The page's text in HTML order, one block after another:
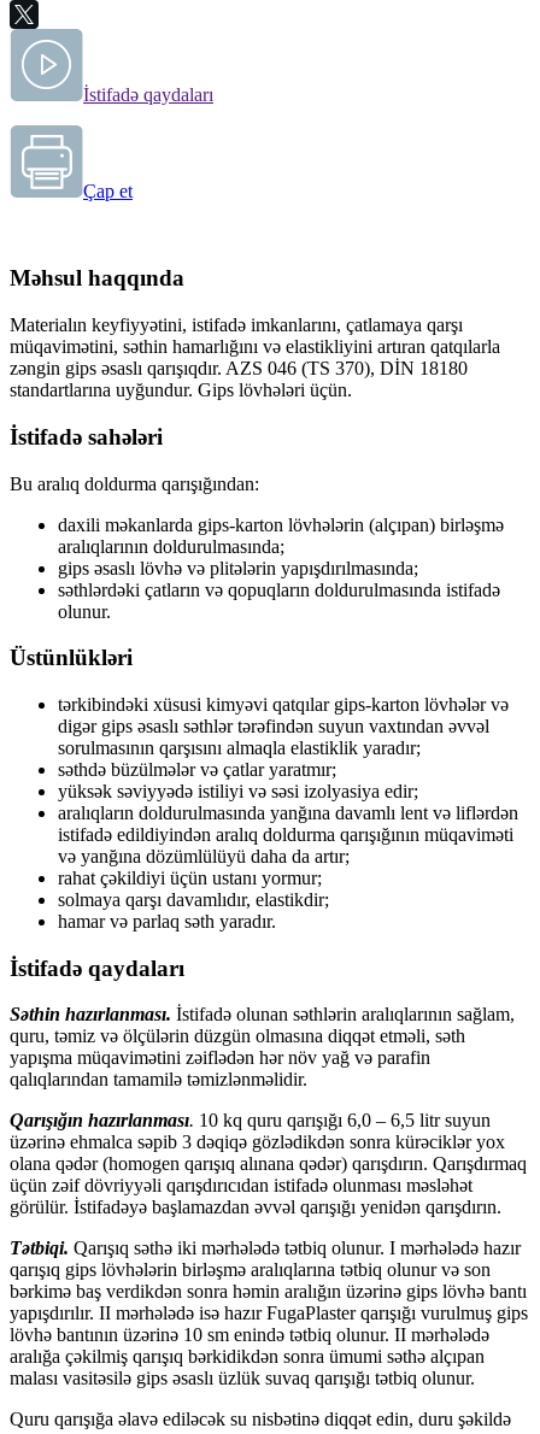
İstifadə qaydaları
Çap et
Məhsul haqqında
Materialın keyfiyyətini, istifadə imkanlarını, çatlamaya qarşı
müqavimətini, səthin hamarlığını və elastikliyini artıran qatqılarla
zəngin gips əsaslı qarışıqdır. AZS 046 (TS 370), DİN 18180
standartlarına uyğundur. Gips lövhələri üçün.
İstifadə sahələri
Bu aralıq doldurma qarışığından:
daxili məkanlarda gips-karton lövhələrin (alçıpan) birləşmə
aralıqlarının doldurulmasında;
gips əsaslı lövhə və plitələrin yapışdırılmasında;
səthlərdəki çatların və qopuqların doldurulmasında istifadə
olunur.
Üstünlükləri
tərkibindəki xüsusi kimyəvi qatqılar gips-karton lövhələr və
digər gips əsaslı səthlər tərəfindən suyun vaxtından əvvəl
sorulmasının qarşısını almaqla elastiklik yaradır;
səthdə büzülmələr və çatlar yaratmır;
yüksək səviyyədə istiliyi və səsi izolyasiya edir;
aralıqların doldurulmasında yanğına davamlı lent və liflərdən
istifadə edildiyindən aralıq doldurma qarışığının müqaviməti
və yanğına dözümlülüyü daha da artır;
rahat çəkildiyi üçün ustanı yormur;
solmaya qarşı davamlıdır, elastikdir;
hamar və parlaq səth yaradır.
İstifadə qaydaları
Səthin hazırlanması. İstifadə olunan səthlərin aralıqlarının sağlam,
quru, təmiz və ölçülərin düzgün olmasına diqqət etməli, səth
yapışma müqavimətini zəiflədən hər növ yağ və parafin
qalıqlarından tamamilə təmizlənməlidir.
Qarışığın hazırlanması. 10 kq quru qarışığı 6,0 – 6,5 litr suyun
üzərinə ehmalca səpib 3 dəqiqə gözlədikdən sonra kürəciklər yox
olana qədər (homogen qarışıq alınana qədər) qarışdırın. Qarışdırmaq
üçün zəif dövriyyəli qarışdırıcıdan istifadə olunması məsləhət
görülür. İstifadəyə başlamazdan əvvəl qarışığı yenidən qarışdırın.
Tətbiqi. Qarışıq səthə iki mərhələdə tətbiq olunur. I mərhələdə hazır
qarışıq gips lövhələrin birləşmə aralıqlarına tətbiq olunur və son
bərkimə baş verdikdən sonra həmin aralığın üzərinə gips lövhə bantı
yapışdırılır. II mərhələdə isə hazır FugaPlaster qarışığı vurulmuş gips
lövhə bantının üzərinə 10 sm enində tətbiq olunur. II mərhələdə
aralığa çəkilmiş qarışıq bərkidikdən sonra ümumi səthə alçıpan
malası vasitəsilə gips əsaslı üzlük suvaq qarışığı tətbiq olunur.
Quru qarışığa əlavə ediləcək su nisbətinə diqqət edin, duru şəkildə